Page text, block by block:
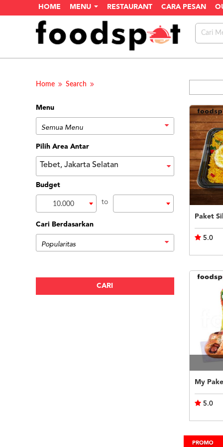
HOME MENU RESTAURANT CARA PESAN
Home Search
Menu
Pilih Area Antar
Tebet, Jakarta Selatan
Budget
10.000 to
Cari Berdasarkan
5.0
My
5.0